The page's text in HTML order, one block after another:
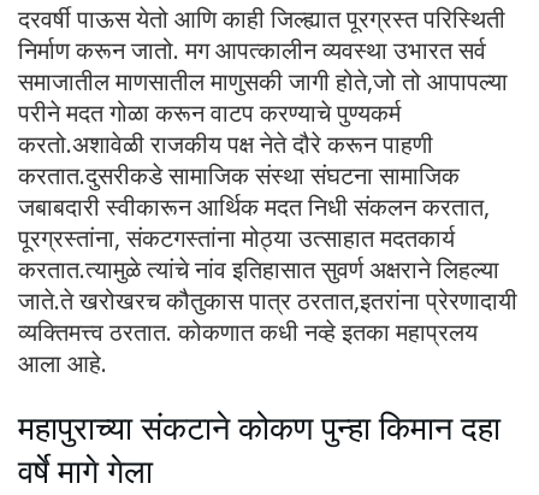
दरवर्षी पाऊस येतो आणि काही जिल्ह्यात पूरग्रस्त परिस्थिती
निर्माण करून जातो. मग आपत्कालीन व्यवस्था उभारत सर्व
समाजातील माणसातील माणुसकी जागी होते,जो तो आपापल्या
परीने मदत गोळा करून वाटप करण्याचे पुण्यकर्म
करतो.अशावेळी राजकीय पक्ष नेते दौरे करून पाहणी
करतात.दुसरीकडे सामाजिक संस्था संघटना सामाजिक
जबाबदारी स्वीकारून आर्थिक मदत निधी संकलन करतात,
पूरग्रस्तांना, संकटगस्तांना मोठ्या उत्साहात मदतकार्य
करतात.त्यामुळे त्यांचे नांव इतिहासात सुवर्ण अक्षराने लिहल्या
जाते.ते खरोखरच कौतुकास पात्र ठरतात,इतरांना प्रेरणादायी
व्यक्तिमत्त्व ठरतात. कोकणात कधी नव्हे इतका महाप्रलय
आला आहे.
महापुराच्या संकटाने कोकण पुन्हा किमान दहा
वर्षे मागे गेला